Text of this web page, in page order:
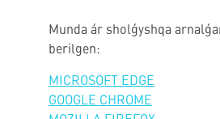
Munda ár sholǵyshqa
berilgen:
MICROSOFT EDGE
GOOGLE CHROME